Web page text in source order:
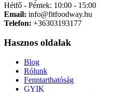
Hétfő - Péntek: 10:00 - 15:00
Email: info@fitfoodway.hu
Telefon: +36303193177
Hasznos oldalak
Blog
Rólunk
Fenntarthatóság
GYIK